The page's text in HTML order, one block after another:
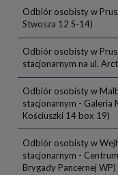
Odbiór osobisty w
Stwosza 12 S-14)
Odbiór osobisty w
stacjonarnym na ul.
Odbiór osobisty w
stacjonarnym - Galeria
Kościuszki 14 box 19)
Odbiór osobisty w
stacjonarnym -
Brygady Pancernej WP)